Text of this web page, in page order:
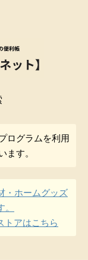
ログラムを利用
ます。
・ホームグッズ
トアはこちら